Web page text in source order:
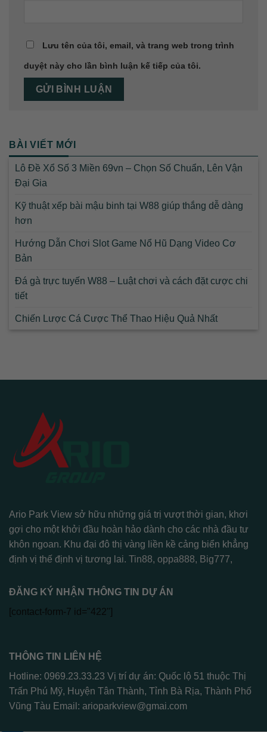
Lưu tên của tôi, email, và trang web trong trình
duyệt này cho lần bình luận kế tiếp của tôi.
BÀI VIẾT MỚI
Lô Đề Xổ Số 3 Miền 69vn – Chọn Số Chuẩn, Lên Vận
Đại Gia
Kỹ thuật xếp bài mậu binh tại W88 giúp thắng dễ dàng
hơn
Hướng Dẫn Chơi Slot Game Nổ Hũ Dạng Video Cơ
Bản
Đá gà trực tuyến W88 – Luật chơi và cách đặt cược chi
tiết
Chiến Lược Cá Cược Thể Thao Hiệu Quả Nhất
Ario Park View sở hữu những giá trị vượt thời gian, khơi
gợi cho một khởi đầu hoàn hảo dành cho các nhà đầu tư
khôn ngoan. Khu đại đô thị vàng liền kề cảng biển khẳng
định vị thế định vị tương lai. Tin88, oppa888, Big777,
ĐĂNG KÝ NHẬN THÔNG TIN DỰ ÁN
[contact-form-7 id="422"]
THÔNG TIN LIÊN HỆ
Hotline: 0969.23.33.23 Vị trí dự án: Quốc lộ 51 thuộc Thị
Trấn Phú Mỹ, Huyện Tân Thành, Tỉnh Bà Rịa, Thành Phố
Vũng Tàu Email: arioparkview@gmai.com